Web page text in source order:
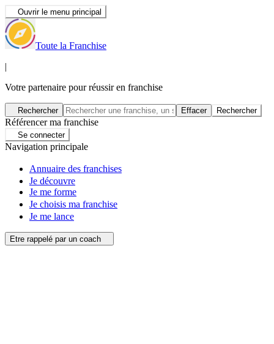
Ouvrir le menu principal
Toute la Franchise
|
Votre partenaire pour réussir en franchise
Rechercher Effacer Rechercher
Référencer ma franchise
Se connecter
Navigation principale
Annuaire des franchises
Je découvre
Je me forme
Je choisis ma franchise
Je me lance
Etre rappelé par un coach